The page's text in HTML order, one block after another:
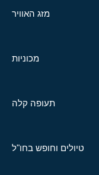
מזג האוויר
מכוניות
תעופה קלה
טיולים וחופש בחו"ל